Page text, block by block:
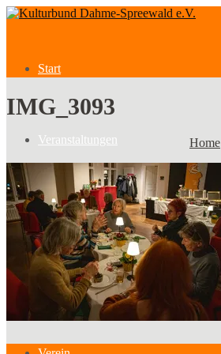
Start
Veranstaltungen
Veranstaltungen
Kategorien
IMG_3093
Home